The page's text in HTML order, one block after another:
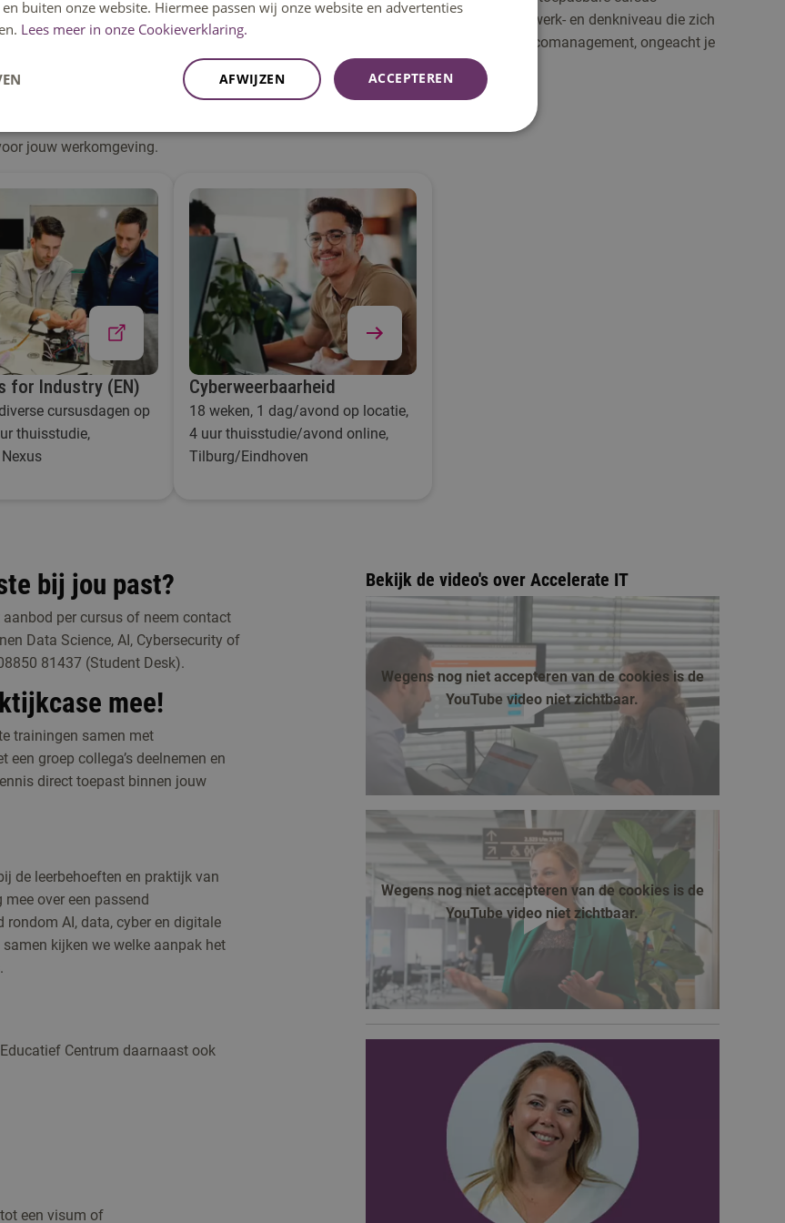
zowel veilig als
beschermt
benut en
premise) oplossingen,
van theorie en praktijk
jouw werkomgeving.
Cyberweerbaarheid, geschikt voor iedereen met een hbo-werk- en denkniveau die zich
wil verdiepen in digitale veiligheid, ethisch hacken en risicomanagement, ongeacht je
achtergrond in IT.
for Industry (EN)
cursusdagen op
thuisstudie,
Cyberweerbaarheid
18 weken, 1 dag/avond op locatie,
4 uur thuisstudie/avond online,
Tilburg/Eindhoven
bij jou past?
per cursus of neem contact
Data Science, AI, Cybersecurity of
81437 (Student Desk).
mee!
trainingen samen met
groep collega’s deelnemen en
direct toepast binnen jouw
de leerbehoeften en praktijk van
over een passend
AI, data, cyber en digitale
kijken we welke aanpak het
Centrum daarnaast ook
een visum of
Bekijk de video's over Accelerate IT
afspelen
Wegens nog niet accepteren van de cookies is de
YouTube video niet zichtbaar.
Wegens nog niet accepteren van de cookies is de
YouTube video niet zichtbaar.
buiten onze website. Hiermee passen wij onze website en advertenties
Lees meer in onze Cookieverklaring.
ACCEPTEREN
AFWIJZEN